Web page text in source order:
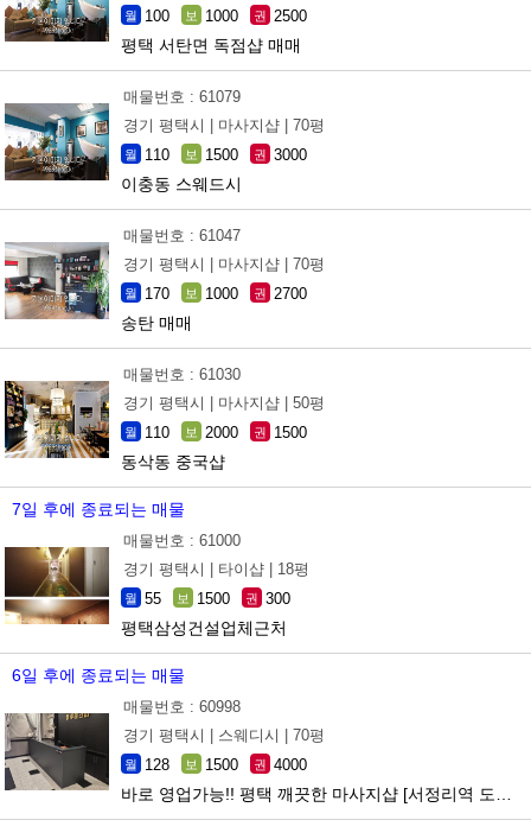
월 100 보 1000 권 2500
평택 서탄면 독점샵 매매
매물번호 : 61079
경기 평택시 |
마사지샵 | 70평
월 110 보 1500 권 3000
이충동 스웨드시
매물번호 : 61047
경기 평택시 |
마사지샵 | 70평
월 170 보 1000 권 2700
송탄 매매
매물번호 : 61030
경기 평택시 |
마사지샵 | 50평
월 110 보 2000 권 1500
동삭동 중국샵
7일 후에 종료되는 매물
매물번호 : 61000
경기 평택시 |
타이샵 | 18평
월 55 보 1500 권 300
평택삼성건설업체근처
6일 후에 종료되는 매물
매물번호 : 60998
경기 평택시 |
스웨디시 | 70평
월 128 보 1500 권 4000